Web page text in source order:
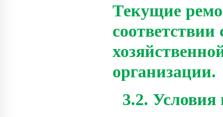
Текущие
организации.
3.2.